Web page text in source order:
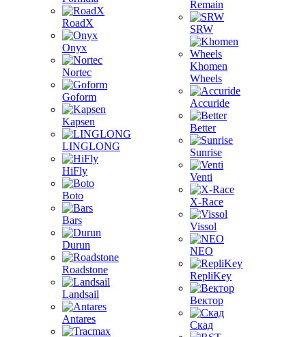
RoadX
Onyx
Nortec
Goform
Kapsen
LINGLONG
HiFly
Boto
Bars
Durun
Roadstone
Landsail
Antares
Remain
SRW
Khomen
Wheels
Accuride
Better
Sunrise
Venti
X-Race
Vissol
NEO
RepliKey
Вектор
Скад